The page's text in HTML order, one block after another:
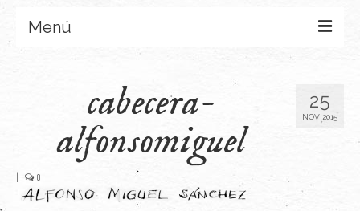
Menú
Audiovisual
Últimos Proyectos
25
NOV 2015
cabecera-
alfonsomiguel
| 0